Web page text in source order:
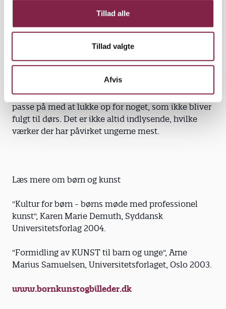
Tillad alle
Tillad valgte
Afvis
som livet og døden. Derfor er det vigtigt ikke at
spørgsmål, og brug kunstværket som afsæt til at
tale om det, der er svært.
kunstoplevelsen ved at vende tilbage til de
spørgsmål, der er blevet taget hul på. Man skal
passe på med at lukke op for noget, som ikke bliver
fulgt til dørs. Det er ikke altid indlysende, hvilke
værker der har påvirket ungerne mest.
Læs mere om børn og kunst
"Kultur for børn - børns møde med professionel
kunst", Karen Marie Demuth, Syddansk
Universitetsforlag 2004.
"Formidling av KUNST til barn og unge", Arne
Marius Samuelsen, Universitetsforlaget, Oslo 2003.
www.bornkunstogbilleder.dk